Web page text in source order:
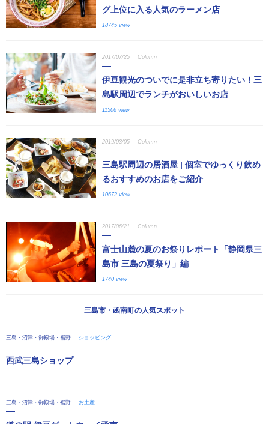
グ上位に入る人気のラーメン店
18745 view
2017/07/25 Column
伊豆観光のついでに是非立ち寄りたい！三
島駅周辺でランチがおいしいお店
11506 view
2019/03/05 Column
三島駅周辺の居酒屋 | 個室でゆっくり飲め
るおすすめのお店をご紹介
10672 view
2017/06/21 Column
富士山麓の夏のお祭りレポート「静岡県三
島市 三島の夏祭り」編
1740 view
三島市・函南町の人気スポット
三島・沼津・御殿場・裾野 ショッピング
西武三島ショップ
三島・沼津・御殿場・裾野 お土産